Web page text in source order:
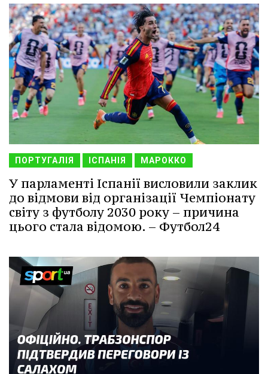
ПОРТУГАЛІЯ ІСПАНІЯ МАРОККО
У парламенті Іспанії висловили заклик
до відмови від організації Чемпіонату
світу з футболу 2030 року – причина
цього стала відомою. – Футбол24